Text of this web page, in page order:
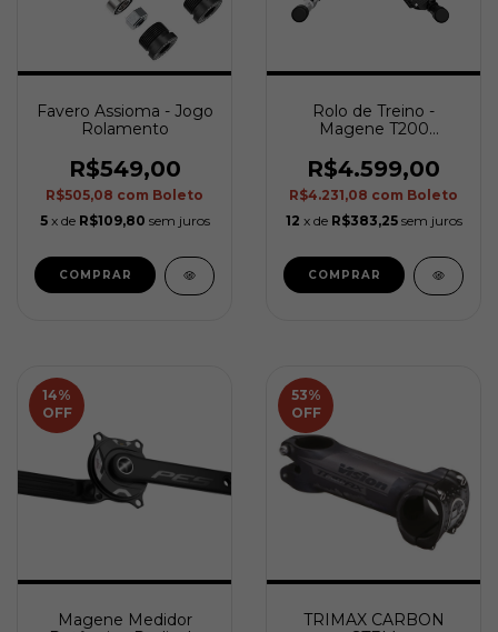
Favero Assioma - Jogo
Rolamento
R$549,00
R$505,08 com Boleto
5 x de R$109,80 sem juros
Rolo de Treino -
Magene T200
R$4.599,00
R$4.231,08 com Boleto
12 x de R$383,25 sem juros
14%
OFF
Magene Medidor
53%
OFF
TRIMAX CARBON